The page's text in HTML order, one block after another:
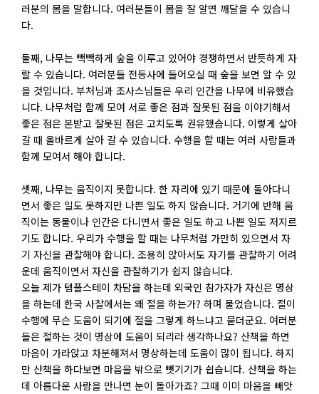
러분의 몸을 말합니다. 여러분들이 몸을 잘 알면 깨달을 수 있습니
다.
둘째, 나무는 빽빽하게 숲을 이루고 있어야 경쟁하면서 반듯하게 자
랄 수 있습니다. 여러분들 전등사에 들어오실 때 숲을 보면 알 수 있
을 것입니다. 부처님과 조사스님들은 우리 인간을 나무에 비유했습
니다. 나무처럼 함께 모여 서로 좋은 점과 잘못된 점을 이야기해서
좋은 점은 본받고 잘못된 점은 고치도록 권유했습니다. 이렇게 살아
갈 때 올바르게 살아 갈 수 있습니다. 수행을 할 때는 여러 사람들과
함께 모여서 해야 합니다.
셋째, 나무는 움직이지 못합니다. 한 자리에 있기 때문에 돌아다니
면서 좋은 일도 못하지만 나쁜 일도 하지 않습니다. 거기에 반해 움
직이는 동물이나 인간은 다니면서 좋은 일도 하고 나쁜 일도 저지르
기도 합니다. 우리가 수행을 할 때는 나무처럼 가만히 있으면서 자
기 자신을 관찰해야 합니다. 조용히 앉아서도 자기를 관찰하기 어려
운데 움직이면서 자신을 관찰하기가 쉽지 않습니다.
오늘 제가 템플스테이 차담을 하는데 외국인 참가자가 자신은 명상
을 하는데 한국 사찰에서는 왜 절을 하는가? 하며 물었습니다. 절이
수행에 무슨 도움이 되기에 절을 그렇게 하느냐고 묻더군요. 여러분
들은 절하는 것이 명상에 도움이 되리라 생각하나요? 산책을 하면
마음이 가라앉고 차분해져서 명상하는데 도움이 많이 됩니다. 하지
만 산책을 하다보면 마음을 밖으로 뺏기기가 쉽습니다. 산책을 하는
데 아름다운 사람을 만나면 눈이 돌아가죠? 그때 이미 마음을 빼앗